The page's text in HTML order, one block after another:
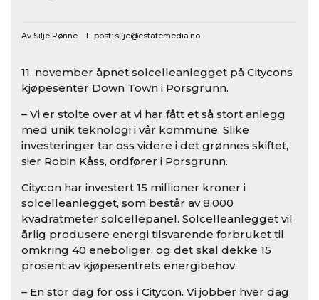
Av Silje Rønne E-post: silje@estatemedia.no
11. november åpnet solcelleanlegget på Citycons
kjøpesenter Down Town i Porsgrunn.
– Vi er stolte over at vi har fått et så stort anlegg
med unik teknologi i vår kommune. Slike
investeringer tar oss videre i det grønnes skiftet,
sier Robin Kåss, ordfører i Porsgrunn.
Citycon har investert 15 millioner kroner i
solcelleanlegget, som består av 8.000
kvadratmeter solcellepanel. Solcelleanlegget vil
årlig produsere energi tilsvarende forbruket til
omkring 40 eneboliger, og det skal dekke 15
prosent av kjøpesentrets energibehov.
– En stor dag for oss i Citycon. Vi jobber hver dag